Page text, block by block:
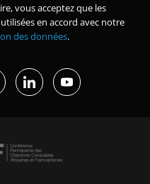
vous acceptez que les
en accord avec notre
des données.